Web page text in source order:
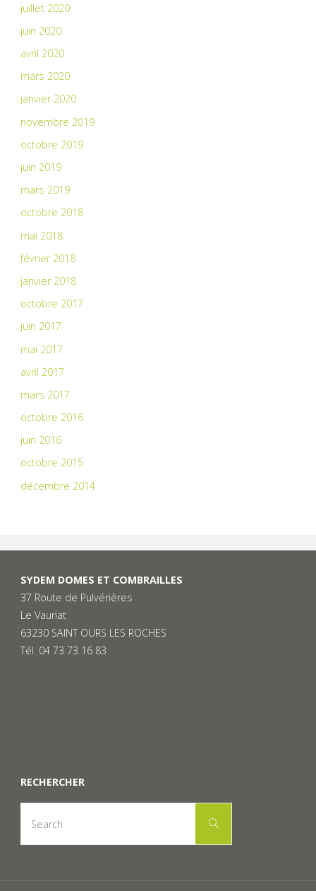
juillet 2020
juin 2020
avril 2020
mars 2020
janvier 2020
novembre 2019
octobre 2019
juin 2019
mars 2019
octobre 2018
mai 2018
février 2018
janvier 2018
octobre 2017
juin 2017
mai 2017
avril 2017
mars 2017
octobre 2016
juin 2016
octobre 2015
décembre 2014
SYDEM DOMES ET COMBRAILLES
37 Route de Pulvérières
Le Vauriat
63230 SAINT OURS LES ROCHES
Tél. 04 73 73 16 83
RECHERCHER
Search